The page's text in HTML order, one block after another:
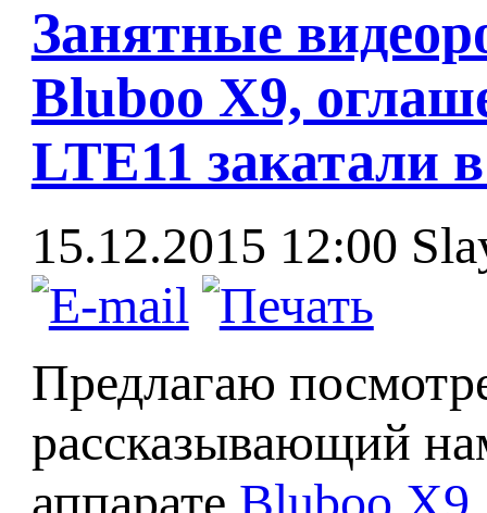
Занятные
Bluboo X9,
LTE11 закатали
15.12.2015 12:00
Предлагаю
рассказывающий
аппарате Bluboo X9